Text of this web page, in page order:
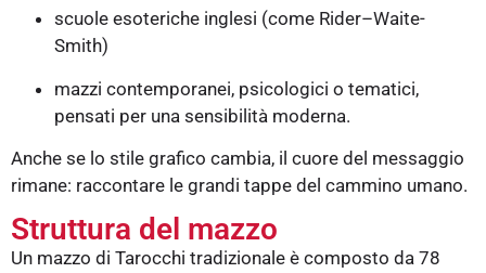
scuole esoteriche inglesi (come Rider–Waite-
Smith)
mazzi contemporanei, psicologici o tematici,
pensati per una sensibilità moderna.
Anche se lo stile grafico cambia, il cuore del messaggio
rimane: raccontare le grandi tappe del cammino umano.
Struttura del mazzo
Un mazzo di Tarocchi tradizionale è composto da 78